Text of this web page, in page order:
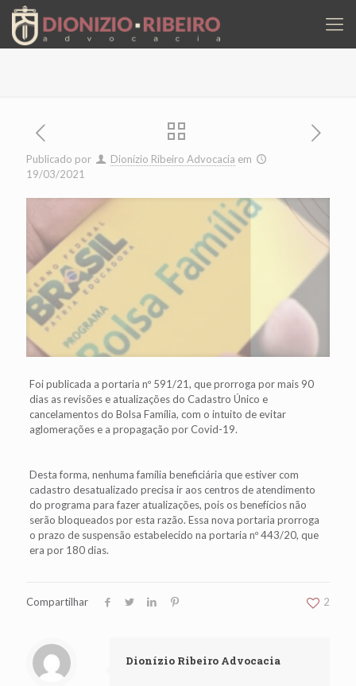
Publicado por Dionízio Ribeiro Advocacia em
19/03/2021
Foi publicada a portaria nº 591/21, que prorroga por mais 90
dias as revisões e atualizações do Cadastro Único e
cancelamentos do Bolsa Família, com o intuito de evitar
aglomerações e a propagação por Covid-19.
Desta forma, nenhuma família beneficiária que estiver com
cadastro desatualizado precisa ir aos centros de atendimento
do programa para fazer atualizações, pois os benefícios não
serão bloqueados por esta razão. Essa nova portaria prorroga
o prazo de suspensão estabelecido na portaria nº 443/20, que
era por 180 dias.
Compartilhar 2
Dionízio Ribeiro Advocacia